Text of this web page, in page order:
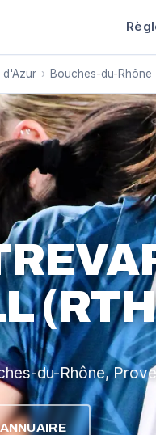
d'Azur › Bouches-du-Rhône
du-Rhône,
ANNUAIRE